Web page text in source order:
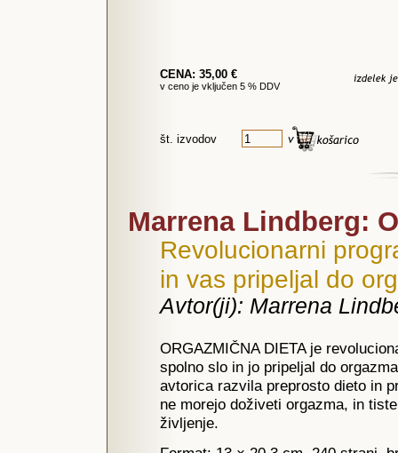
CENA: 35,00 €
v ceno je vključen 5 % DDV
št. izvodov
Marrena Lindberg:
Revolucionarni
in vas pripeljal do
Avtor(ji): Marrena
ORGAZMIČNA DIETA je
spolno slo in jo pripeljal do
avtorica razvila preprosto dieto in
ne morejo doživeti orgazma, in
življenje.